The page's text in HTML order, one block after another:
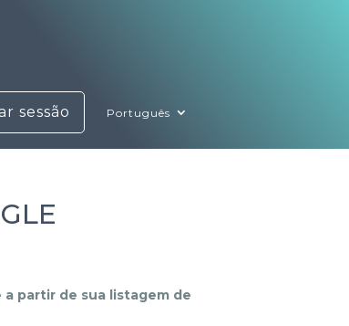
sessão Português
a partir de sua listagem de